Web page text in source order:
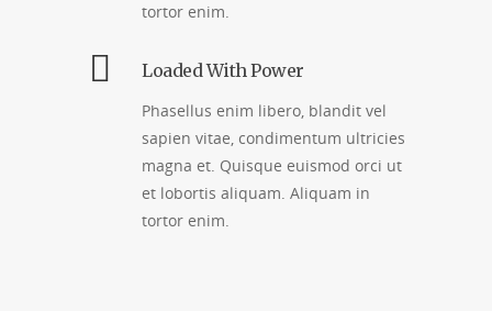
tortor enim.
Loaded With Power
Phasellus enim libero, blandit vel
sapien vitae, condimentum ultricies
magna et. Quisque euismod orci ut
et lobortis aliquam. Aliquam in
tortor enim.